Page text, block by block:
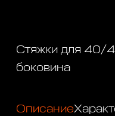
Стяжки для 40/
боковина
Описание